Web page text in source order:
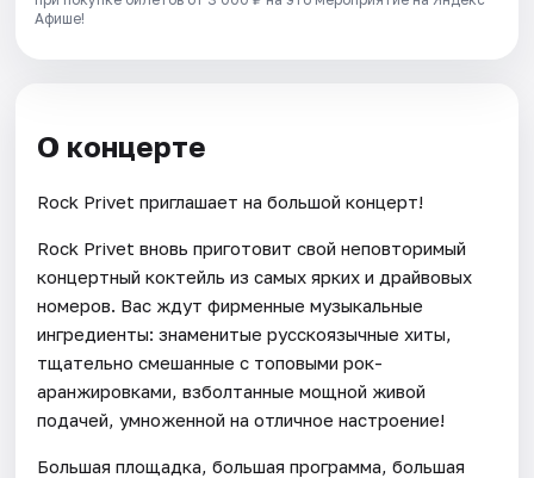
Афише!
О концерте
Rock Privet приглашает на большой концерт!
Rock Privet вновь приготовит свой неповторимый
концертный коктейль из самых ярких и драйвовых
номеров. Вас ждут фирменные музыкальные
ингредиенты: знаменитые русскоязычные хиты,
тщательно смешанные с топовыми рок-
аранжировками, взболтанные мощной живой
подачей, умноженной на отличное настроение!
Большая площадка, большая программа, большая